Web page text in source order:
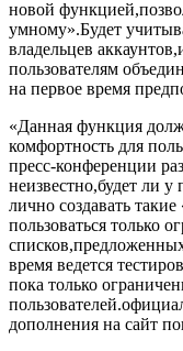
новой
умному».Будет
владельцев
пользователям
на первое время
«Данная функция
комфортность для
пресс-конференции
неизвестно,будет ли у
лично создавать
пользоваться только
время ведется
пока только
дополнения на сайт